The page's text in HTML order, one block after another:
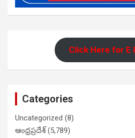
Click Here for E
Categories
Uncategorized (8)
ఆంధ్రప్రదేశ్(5,789)